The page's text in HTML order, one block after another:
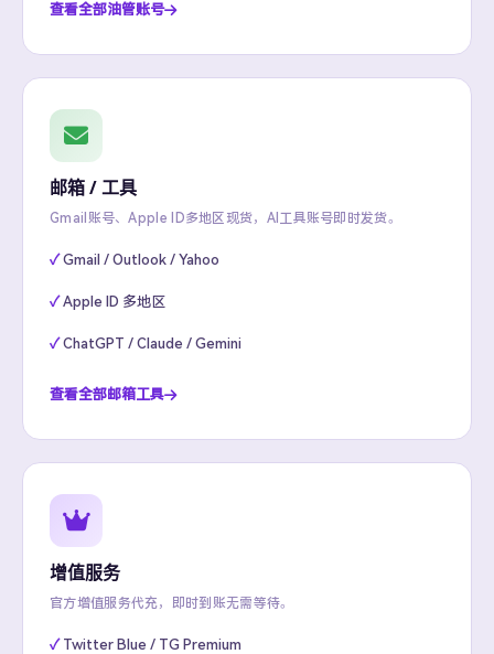
查看全部油管账号
邮箱 / 工具
Gmail账号、Apple ID多地区现货，AI工具账号即时发货。
Gmail / Outlook / Yahoo
Apple ID 多地区
ChatGPT / Claude / Gemini
查看全部邮箱工具
增值服务
官方增值服务代充，即时到账无需等待。
Twitter Blue / TG Premium